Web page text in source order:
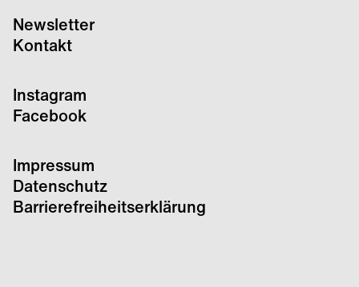
Newsletter
Kontakt
Instagram
Facebook
Impressum
Datenschutz
Barrierefreiheitserklärung